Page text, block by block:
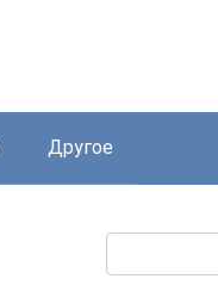
Другое